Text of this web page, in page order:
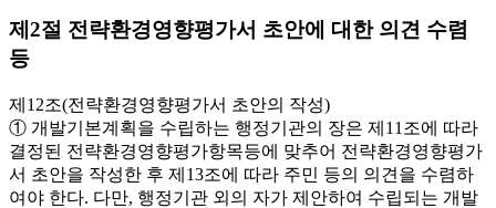
제2절 전략환경영향평가서 초안에 대한 의견 수렴
등
제12조(전략환경영향평가서 초안의 작성)
① 개발기본계획을 수립하는 행정기관의 장은 제11조에 따라
결정된 전략환경영향평가항목등에 맞추어 전략환경영향평가
서 초안을 작성한 후 제13조에 따라 주민 등의 의견을 수렴하
여야 한다. 다만, 행정기관 외의 자가 제안하여 수립되는 개발